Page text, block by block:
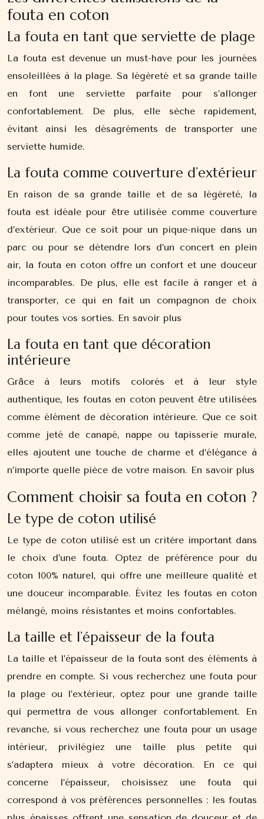
fouta en coton
La fouta en tant que serviette de plage
La fouta est devenue un must-have pour les journées
ensoleillées à la plage. Sa légèreté et sa grande taille
en font une serviette parfaite pour s’allonger
confortablement. De plus, elle sèche rapidement,
évitant ainsi les désagréments de transporter une
serviette humide.
La fouta comme couverture d’extérieur
En raison de sa grande taille et de sa légèreté, la
fouta est idéale pour être utilisée comme couverture
d’extérieur. Que ce soit pour un pique-nique dans un
parc ou pour se détendre lors d’un concert en plein
air, la fouta en coton offre un confort et une douceur
incomparables. De plus, elle est facile à ranger et à
transporter, ce qui en fait un compagnon de choix
pour toutes vos sorties. En savoir plus
La fouta en tant que décoration
intérieure
Grâce à leurs motifs colorés et à leur style
authentique, les foutas en coton peuvent être utilisées
comme élément de décoration intérieure. Que ce soit
comme jeté de canapé, nappe ou tapisserie murale,
elles ajoutent une touche de charme et d’élégance à
n’importe quelle pièce de votre maison. En savoir plus
Comment choisir sa fouta en coton ?
Le type de coton utilisé
Le type de coton utilisé est un critère important dans
le choix d’une fouta. Optez de préférence pour du
coton 100% naturel, qui offre une meilleure qualité et
une douceur incomparable. Évitez les foutas en coton
mélangé, moins résistantes et moins confortables.
La taille et l’épaisseur de la fouta
La taille et l’épaisseur de la fouta sont des éléments à
prendre en compte. Si vous recherchez une fouta pour
la plage ou l’extérieur, optez pour une grande taille
qui permettra de vous allonger confortablement. En
revanche, si vous recherchez une fouta pour un usage
intérieur, privilégiez une taille plus petite qui
s’adaptera mieux à votre décoration. En ce qui
concerne l’épaisseur, choisissez une fouta qui
correspond à vos préférences personnelles : les foutas